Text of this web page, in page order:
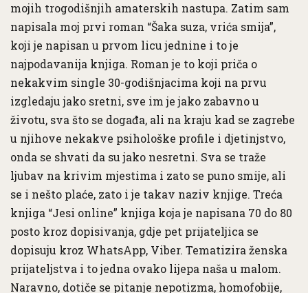
mojih trogodišnjih amaterskih nastupa. Zatim sam
napisala moj prvi roman “Šaka suza, vrića smija”,
koji je napisan u prvom licu jednine i to je
najpodavanija knjiga. Roman je to koji priča o
nekakvim single 30-godišnjacima koji na prvu
izgledaju jako sretni, sve im je jako zabavno u
životu, sva što se događa, ali na kraju kad se zagrebe
u njihove nekakve psihološke profile i djetinjstvo,
onda se shvati da su jako nesretni. Sva se traže
ljubav na krivim mjestima i zato se puno smije, ali
se i nešto plaće, zato i je takav naziv knjige. Treća
knjiga “Jesi online” knjiga koja je napisana 70 do 80
posto kroz dopisivanja, gdje pet prijateljica se
dopisuju kroz WhatsApp, Viber. Tematizira ženska
prijateljstva i to jedna ovako lijepa naša u malom.
Naravno, dotiče se pitanje nepotizma, homofobije,